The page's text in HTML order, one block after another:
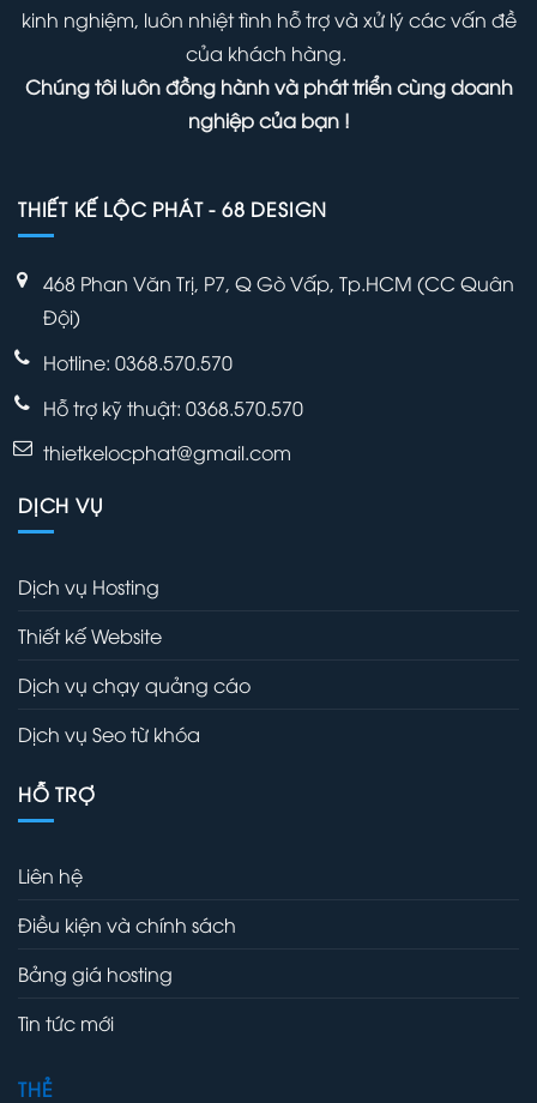
kinh nghiệm, luôn nhiệt tình hỗ trợ và xử lý các vấn đề
của khách hàng.
Chúng tôi luôn đồng hành và phát triển cùng doanh
nghiệp của bạn !
THIẾT KẾ LỘC PHÁT - 68 DESIGN
468 Phan Văn Trị, P7, Q Gò Vấp, Tp.HCM (CC Quân
Đội)
Hotline: 0368.570.570
Hỗ trợ kỹ thuật: 0368.570.570
thietkelocphat@gmail.com
DỊCH VỤ
Dịch vụ Hosting
Thiết kế Website
Dịch vụ chạy quảng cáo
Dịch vụ Seo từ khóa
HỖ TRỢ
Liên hệ
Điều kiện và chính sách
Bảng giá hosting
Tin tức mới
THẺ